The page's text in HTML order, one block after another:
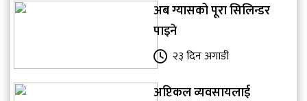
अब ग्यासको पूरा सिलिन्डर
पाइने
२३ दिन अगाडी
अप्टिकल व्यवसायलाई